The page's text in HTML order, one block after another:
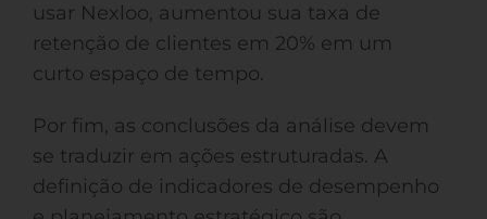
usar Nexloo, aumentou sua taxa de
retenção de clientes em 20% em um
curto espaço de tempo.
Por fim, as conclusões da análise devem
se traduzir em ações estruturadas. A
definição de indicadores de desempenho